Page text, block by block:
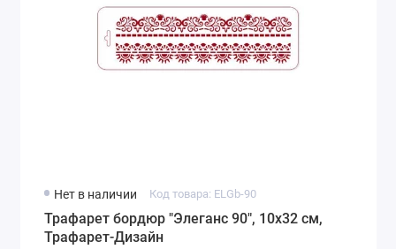
Нет в наличии Код товара: ELGb-90
Трафарет бордюр "Элеганс 90", 10х32 см,
Трафарет-Дизайн